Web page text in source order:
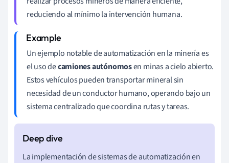
reduciendo al mínimo la intervención humana.
Un ejemplo notable de automatización en la minería es
el uso decamiones autónomosen minas a cielo abierto.
Estos vehículos pueden transportar mineral sin
necesidad de un conductor humano, operando bajo un
sistema centralizado que coordina rutas y tareas.
La implementación de sistemas de automatización en